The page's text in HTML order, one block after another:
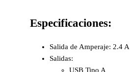
Especificaciones:
Salida de Amperaje: 2.4 A
Salidas:
USB Tipo A